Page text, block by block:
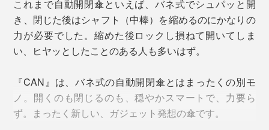
これまで自動開閉傘といえば、バネ式でシュパッと開
き、閉じた後はシャフト（中棒）を縮めるのにかなりの
力が必要でした。縮めた後ロックし損ねて開いてしま
い、ヒヤッとしたことのある人も多いはず。
『CAN』は、バネ式の自動開閉傘とはまったくの別モ
ノ。開くのも閉じるのも、穏やかスマートで、力要ら
ず。まったく新しい、ガジェット発想の傘です。